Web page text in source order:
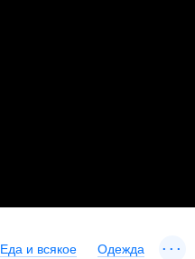
Еда и всякое Одежда ...